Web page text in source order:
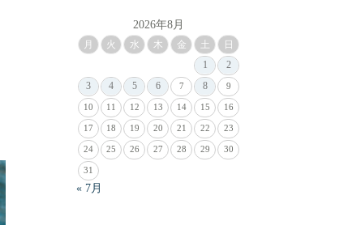
2026年8月
月 火 水 木 金 土
日
1
2
3
4 5 6 7 8 9
10 11 12 13 14 15 16
17 18 19 20 21 22 23
24 25 26 27 28 29 30
31
« 7月